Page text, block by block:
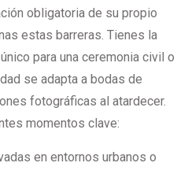
obligatoria de su propio
estas barreras. Tienes la
para una ceremonia civil o
se adapta a bodas de
fotográficas al atardecer.
momentos clave:
en entornos urbanos o